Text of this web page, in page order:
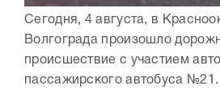
Сегодня, 4 августа, в
Волгограда произошло
происшествие с участием
пассажирского автобуса